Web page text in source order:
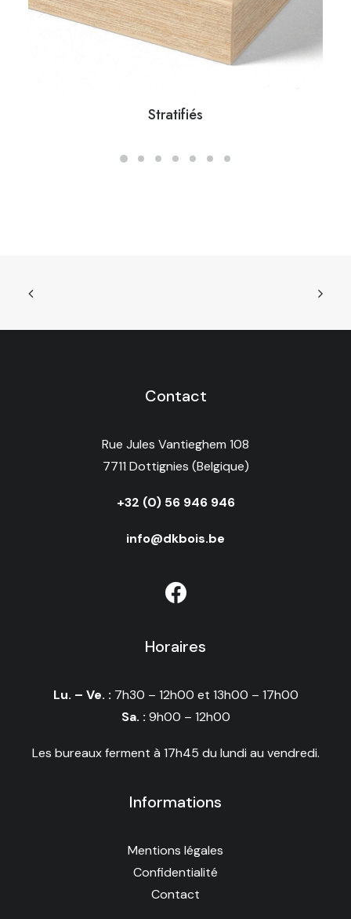
Stratifiés
Contact
Rue Jules Vantieghem 108
7711 Dottignies (Belgique)
+32 (0) 56 946 946
info@dkbois.be
Horaires
Lu. – Ve. : 7h30 – 12h00 et 13h00 – 17h00
Sa. : 9h00 – 12h00
Les bureaux ferment à 17h45 du lundi au vendredi.
Informations
Mentions légales
Confidentialité
Contact